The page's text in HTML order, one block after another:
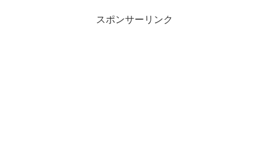
スポンサーリンク